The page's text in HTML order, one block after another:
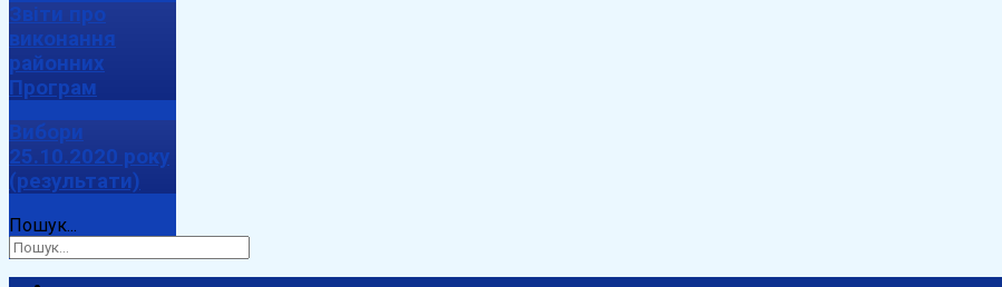
Звіти про
виконання
районних
Програм
Вибори
25.10.2020 року
(результати)
Пошук...